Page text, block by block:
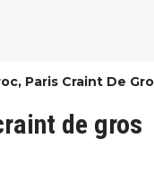
Paris Craint De
de gros